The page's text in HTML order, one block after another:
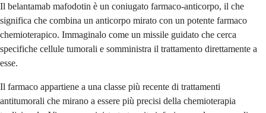
Il belantamab mafodotin è un coniugato farmaco-anticorpo, il che
significa che combina un anticorpo mirato con un potente farmaco
chemioterapico. Immaginalo come un missile guidato che cerca
specifiche cellule tumorali e somministra il trattamento direttamente a
esse.
Il farmaco appartiene a una classe più recente di trattamenti
antitumorali che mirano a essere più precisi della chemioterapia